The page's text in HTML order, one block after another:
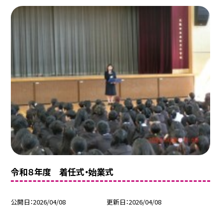
令和８年度 着任式・始業式
公開日 2026/04/08 更新日 2026/04/08